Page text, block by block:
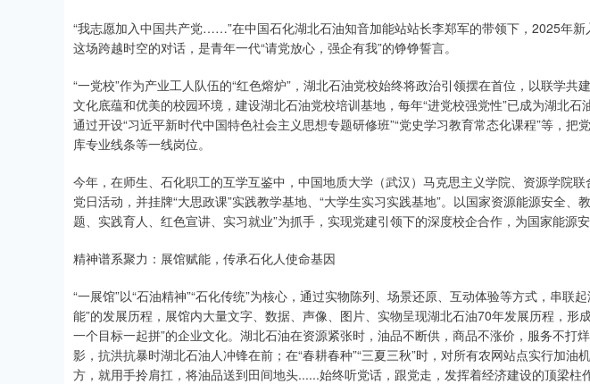
“我志愿加入中国共产党……”在中国石化湖北石油知音加能站站长李郑军的带领下，2025年新
这场跨越时空的对话，是青年一代“请党放心，强企有我”的铮铮誓言。
“一党校”作为产业工人队伍的“红色熔炉”，湖北石油党校始终将政治引领摆在首位，以联学共
文化底蕴和优美的校园环境，建设湖北石油党校培训基地，每年“进党校强党性”已成为湖北石
通过开设“习近平新时代中国特色社会主义思想专题研修班”“党史学习教育常态化课程”等，把
库专业线条等一线岗位。
今年，在师生、石化职工的互学互鉴中，中国地质大学（武汉）马克思主义学院、资源学院
党日活动，并挂牌“大思政课”实践教学基地、“大学生实习实践基地”。以国家资源能源安全、
题、实践育人、红色宣讲、实习就业”为抓手，实现党建引领下的深度校企合作，为国家能源
精神谱系聚力：展馆赋能，传承石化人使命基因
“一展馆”以“石油精神”“石化传统”为核心，通过实物陈列、场景还原、互动体验等方式，串联
能”的发展历程，展馆内大量文字、数据、声像、图片、实物呈现湖北石油70年发展历程，形
一个目标一起拼”的企业文化。湖北石油在资源紧张时，油品不断供，商品不涨价，服务不打
影，抗洪抗暴时湖北石油人冲锋在前；在“春耕春种”“三夏三秋”时，对所有农网站点实行加油
方，就用手拎肩扛，将油品送到田间地头......始终听党话，跟党走，发挥着经济建设的顶梁柱